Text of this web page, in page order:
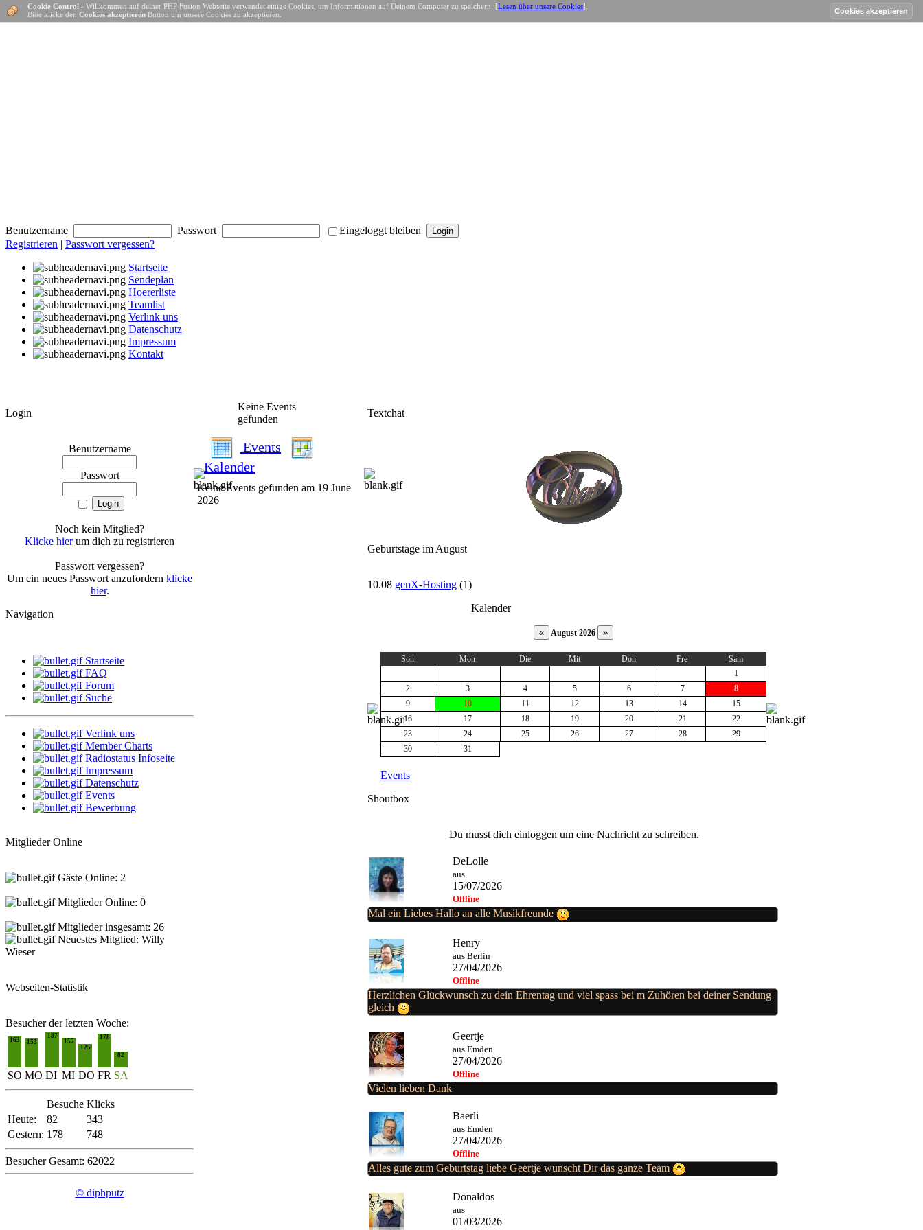
Benutzername Passwort
Eingeloggt bleiben
Registrieren | Passwort vergessen?
Startseite
Sendeplan
Hoererliste
Teamlist
Verlink uns
Datenschutz
Impressum
Kontakt
Login
Benutzername
Passwort
Noch kein Mitglied?
Klicke hierum dich zu registrieren
Passwort vergessen?
Um ein neues Passwort anzufordern klicke
hier.
Navigation
Startseite
FAQ
Forum
Suche
Verlink uns
Member Charts
Radiostatus Infoseite
Impressum
Datenschutz
Events
Bewerbung
Mitglieder Online
Gäste Online: 2
Mitglieder Online: 0
Mitglieder insgesamt: 26
Neuestes Mitglied: Willy
Wieser
Webseiten-Statistik
Besucher der letzten Woche:
163 153
187
157
125
178
82
SO MO DI MI DO FR SA
Besuche Klicks
Heute:
82
343
Gestern: 178 748
Besucher Gesamt: 62022
© diphputz
Keine Events
gefunden
Events
Kalender
Keine Events gefunden am 19 June
2026
Cookie Control - Willkommen auf deiner PHP Fusion Webseite verwendet einige Cookies, um Informationen auf Deinem Computer zu speichern. [Lesen über unsere Cookies].
Bitte klicke den Cookies akzeptieren Button um unsere Cookies zu akzeptieren.
Textchat
Geburtstage im August
10.08 genX-Hosting (1)
Kalender
August 2026
Son Mon Die Mit Don Fre
Sam
1
2
3 4 5 6 7
8
9
10 11 12 13 14
15
16
17 18 19 20 21
22
23
24 25 26 27 28
29
30
31
Events
Shoutbox
Du musst dich einloggen um eine Nachricht zu schreiben.
DeLolle
aus
15/07/2026
Offline
Mal ein Liebes Hallo an alle Musikfreunde
Henry
aus Berlin
27/04/2026
Offline
Herzlichen Glückwunsch zu dein Ehrentag und viel spass bei m Zuhören bei deiner Sendung
gleich
Geertje
aus Emden
27/04/2026
Offline
Vielen lieben Dank
Baerli
aus Emden
27/04/2026
Offline
Alles gute zum Geburtstag liebe Geertje wünscht Dir das ganze Team
Donaldos
aus
01/03/2026